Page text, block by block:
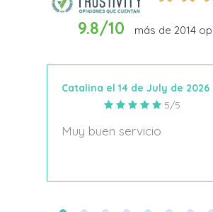
Añadir Al Carrito
9.8/10 más de 2014
Catalina el 14 de July de 2026
5/5
Muy buen servicio